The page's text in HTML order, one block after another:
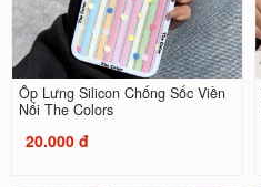
Ốp Lưng Silicon Chống Sốc Viền
Nổi The Colors
20.000 đ